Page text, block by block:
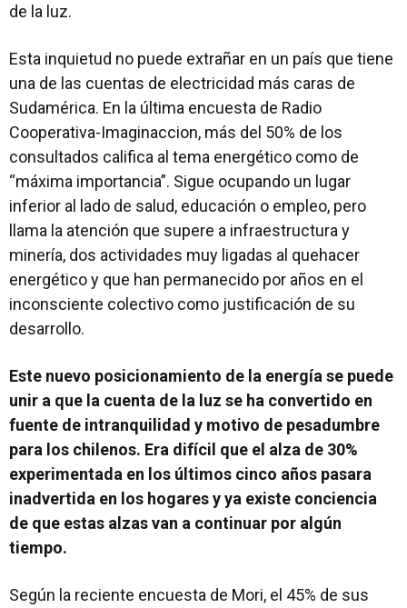
de la luz.
Esta inquietud no puede extrañar en un país que tiene
una de las cuentas de electricidad más caras de
Sudamérica. En la última encuesta de Radio
Cooperativa-Imaginaccion, más del 50% de los
consultados califica al tema energético como de
“máxima importancia”. Sigue ocupando un lugar
inferior al lado de salud, educación o empleo, pero
llama la atención que supere a infraestructura y
minería, dos actividades muy ligadas al quehacer
energético y que han permanecido por años en el
inconsciente colectivo como justificación de su
desarrollo.
Este nuevo posicionamiento de la energía se puede
unir a que la cuenta de la luz se ha convertido en
fuente de intranquilidad y motivo de pesadumbre
para los chilenos. Era difícil que el alza de 30%
experimentada en los últimos cinco años pasara
inadvertida en los hogares y ya existe conciencia
de que estas alzas van a continuar por algún
tiempo.
Según la reciente encuesta de Mori, el 45% de sus